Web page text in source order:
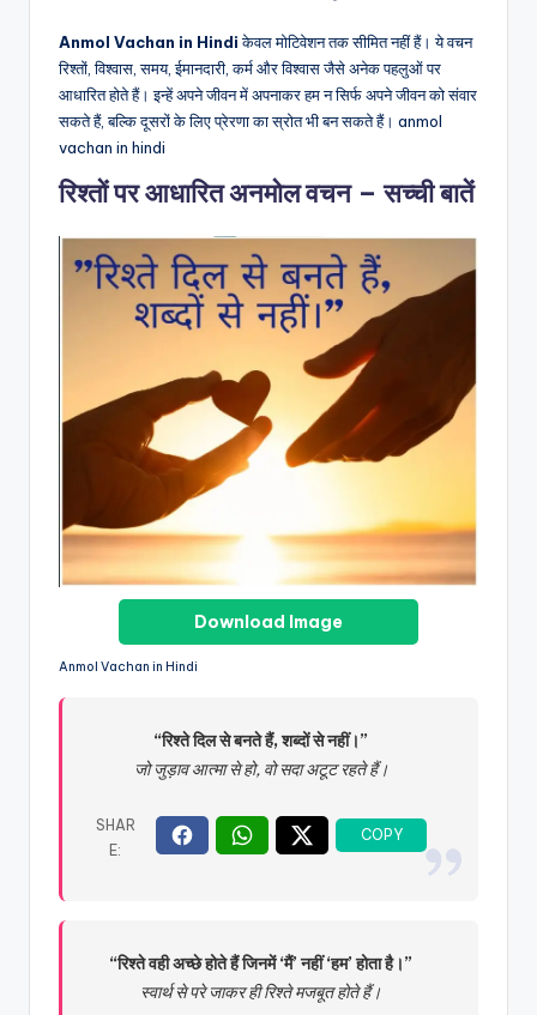
Anmol Vachan in Hindiकेवल मोटिवेशन तक सीमित नहीं हैं। ये वचन
रिश्तों, विश्वास, समय, ईमानदारी, कर्म और विश्वास जैसे अनेक पहलुओं पर
आधारित होते हैं। इन्हें अपने जीवन में अपनाकर हम न सिर्फ अपने जीवन को संवार
सकते हैं, बल्कि दूसरों के लिए प्रेरणा का स्रोत भी बन सकते हैं। anmol
vachan in hindi
रिश्तों पर आधारित अनमोल वचन – सच्ची बातें
Download Image
Anmol Vachan in Hindi
“रिश्ते दिल से बनते हैं, शब्दों से नहीं।”
जो जुड़ाव आत्मा से हो, वो सदा अटूट रहते हैं।
“रिश्ते वही अच्छे होते हैं जिनमें ‘मैं’ नहीं ‘हम’ होता है।”
स्वार्थ से परे जाकर ही रिश्ते मजबूत होते हैं।